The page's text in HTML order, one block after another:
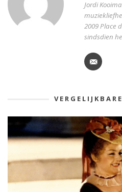
Jordi
2009 Place
sindsdien